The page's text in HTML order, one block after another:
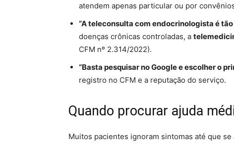
atendem apenas particular ou por
“A teleconsulta com endocrinologista é
doenças crônicas controladas, a
CFM nº 2.314/2022).
“Basta pesquisar no Google e escolher o
registro no CFM e a reputação do serviço.
Quando procurar ajuda
Muitos pacientes ignoram sintomas até que